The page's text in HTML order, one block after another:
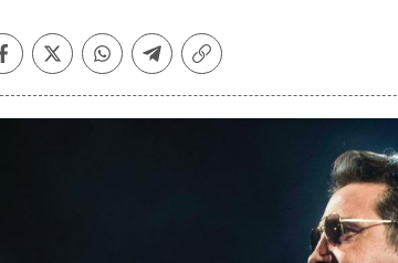
Facebook
TwitterWhatsapp
Telegram
Copiar